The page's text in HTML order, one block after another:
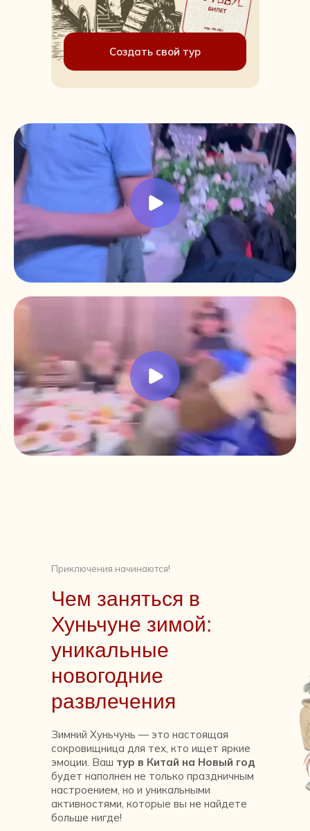
Создать свой тур
Чем заняться в
Хуньчуне зимой:
уникальные
новогодние
развлечения
Зимний Хуньчунь — это настоящая
сокровищница для тех, кто ищет яркие
эмоции. Ваш тур в Китай на Новый год
будет наполнен не только праздничным
настроением, но и уникальными
активностями, которые вы не найдете
больше нигде!
Приключения начинаются!